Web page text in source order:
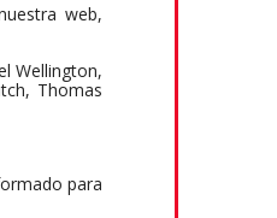
web,
Wellington,
Thomas
para